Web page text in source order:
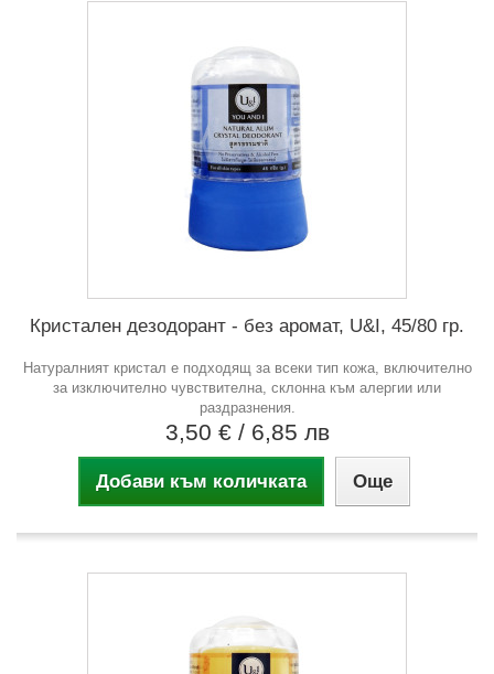
Кристален дезодорант - без аромат, U&I, 45/80 гр.
Натуралният кристал е подходящ за всеки тип кожа, включително
за изключително чувствителна, склонна към алергии или
раздразнения.
3,50 € / 6,85 лв
Добави към количката Още